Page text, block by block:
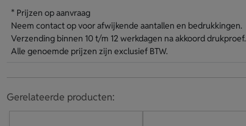
* Prijzen op aanvraag
Neem contact op voor afwijkende aantallen en bedrukkingen.
Verzending binnen 10 t/m 12 werkdagen na akkoord drukproef.
Alle genoemde prijzen zijn exclusief BTW.
Gerelateerde producten: